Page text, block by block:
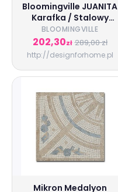
Bloomingville JUANITA
Karafka / Stalowy
Dzbanek do Wody
BLOOMINGVILLE
202,30zł 289,00 zł
http://designforhome.pl
Mikron Medalyon